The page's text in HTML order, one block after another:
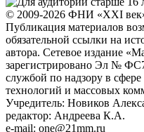
© 2009-2026 ФHИ «XXI
Публикация материалов
обязательной ссылки на
автора. Сетевое издание
зарегистрировано Эл №
службой по надзору в
технологий и массовых
Учредитель: Новиков
редактор: Андреева К.А.
e-mail: one@21mm.ru